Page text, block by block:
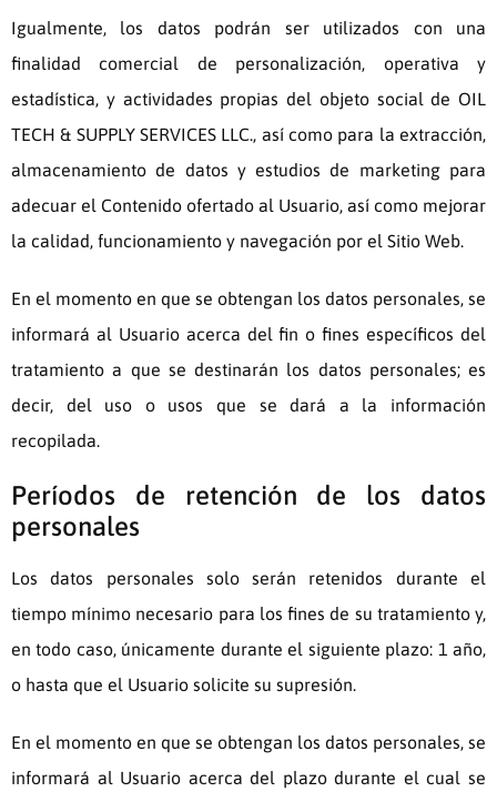
Igualmente, los datos podrán ser utilizados con una
finalidad comercial de personalización, operativa y
estadística, y actividades propias del objeto social de OIL
TECH & SUPPLY SERVICES LLC., así como para la extracción,
almacenamiento de datos y estudios de marketing para
adecuar el Contenido ofertado al Usuario, así como mejorar
la calidad, funcionamiento y navegación por el Sitio Web.
En el momento en que se obtengan los datos personales, se
informará al Usuario acerca del fin o fines específicos del
tratamiento a que se destinarán los datos personales; es
decir, del uso o usos que se dará a la información
recopilada.
Períodos de retención de los datos
personales
Los datos personales solo serán retenidos durante el
tiempo mínimo necesario para los fines de su tratamiento y,
en todo caso, únicamente durante el siguiente plazo: 1 año,
o hasta que el Usuario solicite su supresión.
En el momento en que se obtengan los datos personales, se
informará al Usuario acerca del plazo durante el cual se